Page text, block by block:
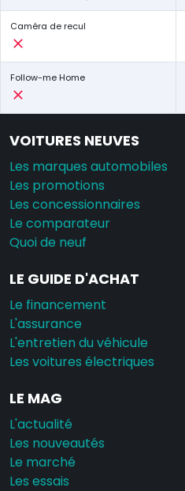
Caméra de recul
Follow-me Home
VOITURES NEUVES
Les marques automobiles
Les promotions
Les concessionnaires
Le comparateur
Quoi de neuf
LE GUIDE D'ACHAT
Le financement
L'assurance
L'entretien du véhicule
Les voitures électriques
LE MAG
L'actualité
Les nouveautés
Le marché
Les essais